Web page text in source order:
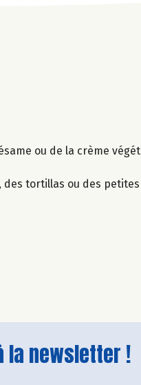
ou de la crème
des tortillas ou des
la newsletter !